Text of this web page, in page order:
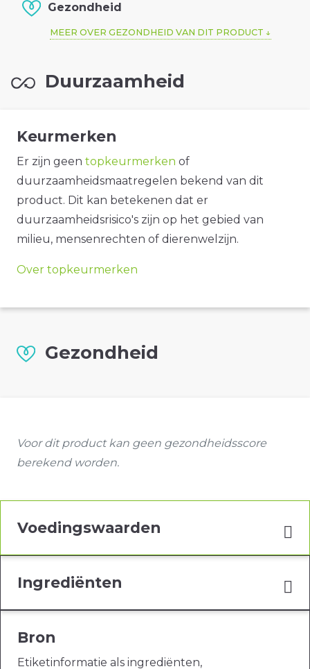
Gezondheid
MEER OVER GEZONDHEID VAN DIT PRODUCT
Duurzaamheid
Keurmerken
Er zijn geen topkeurmerken of
duurzaamheidsmaatregelen bekend van dit
product. Dit kan betekenen dat er
duurzaamheidsrisico's zijn op het gebied van
milieu, mensenrechten of dierenwelzijn.
Over topkeurmerken
Gezondheid
Voor dit product kan geen gezondheidsscore
berekend worden.
Voedingswaarden
Ingrediënten
Bron
Etiketinformatie als ingrediënten,